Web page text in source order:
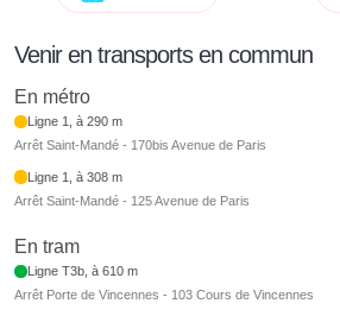
Venir en transports en commun
En métro
Ligne 1, à 290 m
Arrêt Saint-Mandé - 170bis Avenue de Paris
Ligne 1, à 308 m
Arrêt Saint-Mandé - 125 Avenue de Paris
En tram
Ligne T3b, à 610 m
Arrêt Porte de Vincennes - 103 Cours de Vincennes